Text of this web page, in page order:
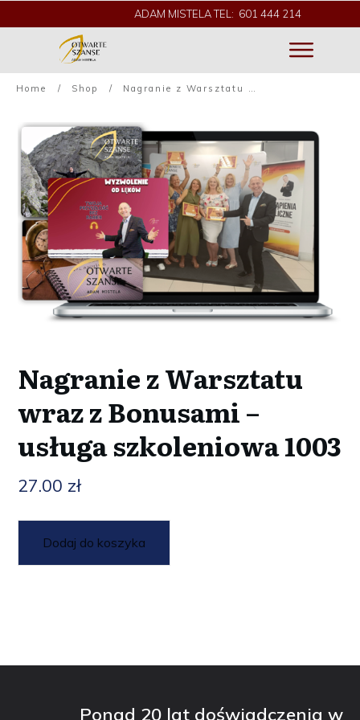
ADAM MISTELA TEL: 601 444 214
Home / Shop / Nagranie z Warsztatu wraz z Bonusami – usługa szkoleniowa 1003
Nagranie z Warsztatu
wraz z Bonusami –
usługa szkoleniowa 1003
27.00 zł
Dodaj do koszyka
Ponad 20 lat doświadczenia w